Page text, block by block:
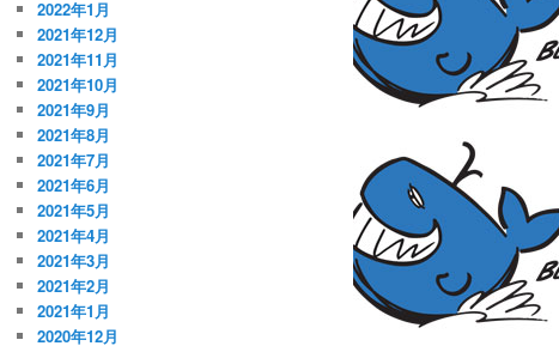
2022年1月
2021年12月
2021年11月
2021年10月
2021年9月
2021年8月
2021年7月
2021年6月
2021年5月
2021年4月
2021年3月
2021年2月
2021年1月
2020年12月